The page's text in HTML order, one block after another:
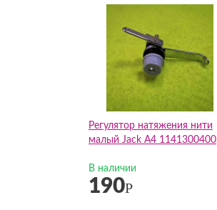
Регулятор натяжения нити
малый Jack A4 1141300400
В наличии
190Р